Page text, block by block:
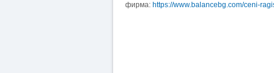
фирма: https://www.balancebg.com/ceni-